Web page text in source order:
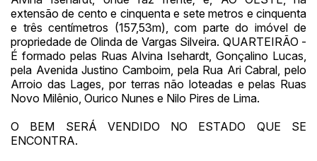
extensão de cento e cinquenta e sete metros e cinquenta
e três centímetros (157,53m), com parte do imóvel de
propriedade de Olinda de Vargas Silveira. QUARTEIRÃO -
É formado pelas Ruas Alvina Isehardt, Gonçalino Lucas,
pela Avenida Justino Camboim, pela Rua Ari Cabral, pelo
Arroio das Lages, por terras não loteadas e pelas Ruas
Novo Milênio, Ourico Nunes e Nilo Pires de Lima.
O BEM SERÁ VENDIDO NO ESTADO QUE SE
ENCONTRA.